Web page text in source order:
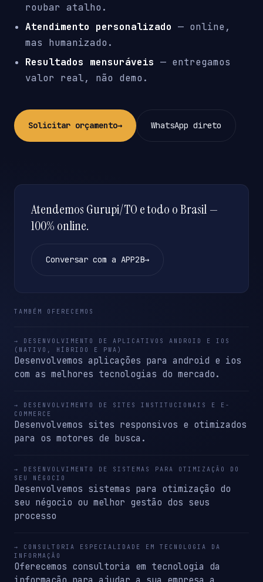
roubar atalho.
Atendimento personalizado — online,
mas humanizado.
Resultados mensuráveis — entregamos
valor real, não demo.
Solicitar orçamento→ WhatsApp direto
Atendemos Gurupi/TO e todo o Brasil —
100% online.
Conversar com a APP2B→
TAMBÉM OFERECEMOS
→ DESENVOLVIMENTO DE APLICATIVOS ANDROID E IOS
(NATIVO, HÍBRIDO E PWA)
Desenvolvemos aplicações para android e ios
com as melhores tecnologias do mercado.
→ DESENVOLVIMENTO DE SITES INSTITUCIONAIS E E-
COMMERCE
Desenvolvemos sites responsivos e otimizados
para os motores de busca.
→ DESENVOLVIMENTO DE SISTEMAS PARA OTIMIZAÇÃO DO
SEU NÉGOCIO
Desenvolvemos sistemas para otimização do
seu négocio ou melhor gestão dos seus
processo
→ CONSULTORIA ESPECIALIDADE EM TECNOLOGIA DA
INFORMAÇÃO
Oferecemos consultoria em tecnologia da